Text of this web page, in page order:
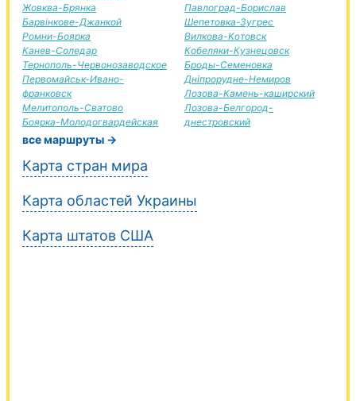
Жовква-Брянка
Барвінкове-Джанкой
Ромни-Боярка
Канев-Соледар
Тернополь-Червонозаводское
Первомайськ-Ивано-
франковск
Мелитополь-Сватово
Боярка-Молодогвардейская
Павлоград-Борислав
Шепетовка-Зугрес
Вилкова-Котовск
Кобеляки-Кузнецовск
Броды-Семеновка
Дніпрорудне-Немиров
Лозова-Камень-каширский
Лозова-Белгород-
днестровский
все маршруты →
Карта стран мира
Карта областей Украины
Карта штатов США